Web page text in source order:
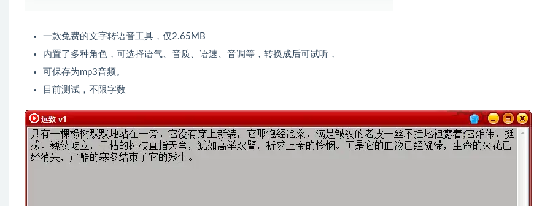
一款免费的文字转语音工具，仅2.65MB
内置了多种角色，可选择语气、音质、语速、音调等，转换成后可试听，
可保存为mp3音频。
目前测试，不限字数